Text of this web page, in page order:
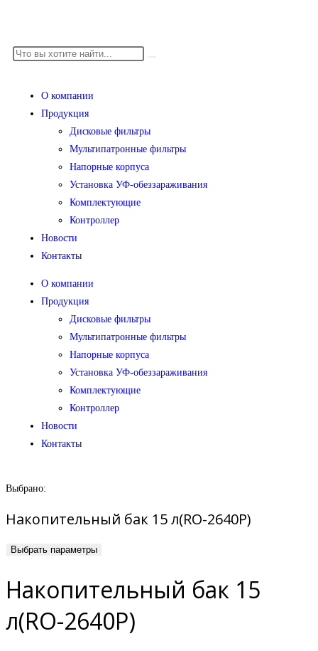
О компании
Продукция
Дисковые фильтры
Мультипатронные фильтры
Напорные корпуса
Установка УФ-обеззараживания
Комплектующие
Контроллер
Новости
Контакты
О компании
Продукция
Дисковые фильтры
Мультипатронные фильтры
Напорные корпуса
Установка УФ-обеззараживания
Комплектующие
Контроллер
Новости
Контакты
Выбрано:
Накопительный бак 15 л(RO-2640P)
Выбрать параметры
Накопительный бак 15
л(RO-2640P)